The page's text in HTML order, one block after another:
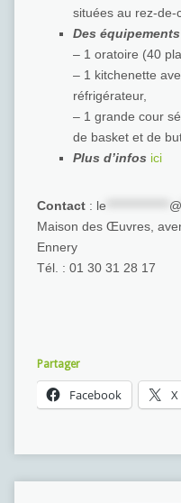
situées au rez-de-
Des
– 1 oratoire (40
– 1 kitchenette
réfrigérateur,
– 1 grande cour
de basket et de
Plus d’infos ici
Contact: le @
Maison des Œuvres,
Ennery
Tél. : 01 30 31 28 17
Partager
Facebook X